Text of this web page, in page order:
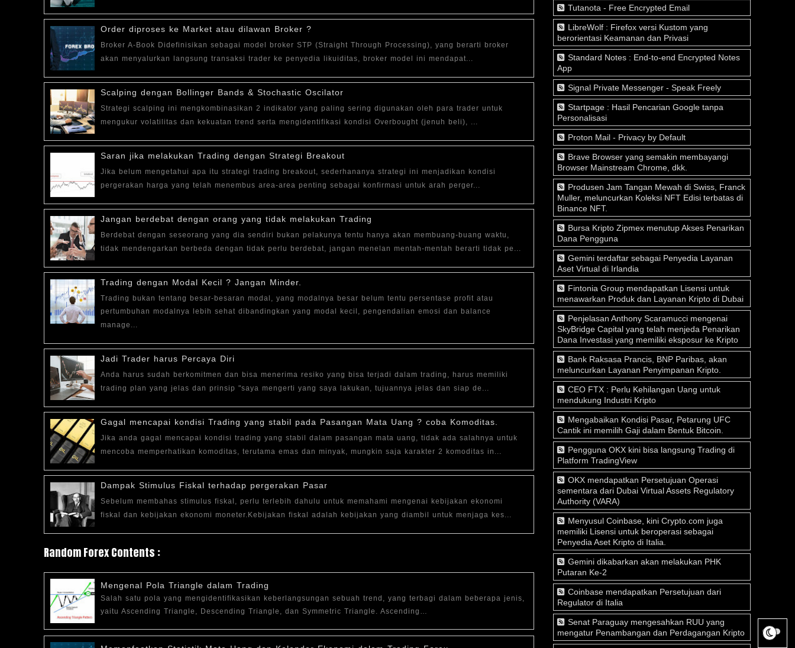
Order diproses ke Market atau dilawan Broker ?
Broker A-Book Didefinisikan sebagai model broker STP (Straight Through Processing), yang berarti broker
akan menyalurkan langsung transaksi trader ke penyedia likuiditas, broker model ini mendapat...
Scalping dengan Bollinger Bands & Stochastic Oscilator
Strategi scalping ini mengkombinasikan 2 indikator yang paling sering digunakan oleh para trader untuk
mengukur volatilitas dan kekuatan trend serta mengidentifikasi kondisi Overbought (jenuh beli), ...
Saran jika melakukan Trading dengan Strategi Breakout
Jika belum mengetahui apa itu strategi trading breakout, sederhananya strategi ini menjadikan kondisi
pergerakan harga yang telah menembus area-area penting sebagai konfirmasi untuk arah perger...
Jangan berdebat dengan orang yang tidak melakukan Trading
Berdebat dengan seseorang yang dia sendiri bukan pelakunya tentu hanya akan membuang-buang waktu,
tidak mendengarkan berbeda dengan tidak perlu berdebat, jangan menelan mentah-mentah berarti tidak pe...
Trading dengan Modal Kecil ? Jangan Minder.
Trading bukan tentang besar-besaran modal, yang modalnya besar belum tentu persentase profit atau
pertumbuhan modalnya lebih sehat dibandingkan yang modal kecil, pengendalian emosi dan balance
manage...
Jadi Trader harus Percaya Diri
Anda harus sudah berkomitmen dan bisa menerima resiko yang bisa terjadi dalam trading, harus memiliki
trading plan yang jelas dan prinsip "saya mengerti yang saya lakukan, tujuannya jelas dan siap de...
Gagal mencapai kondisi Trading yang stabil pada Pasangan Mata Uang ? coba Komoditas.
Jika anda gagal mencapai kondisi trading yang stabil dalam pasangan mata uang, tidak ada salahnya untuk
mencoba memperhatikan komoditas, terutama emas dan minyak, mungkin saja karakter 2 komoditas in...
Dampak Stimulus Fiskal terhadap pergerakan Pasar
Sebelum membahas stimulus fiskal, perlu terlebih dahulu untuk memahami mengenai kebijakan ekonomi
fiskal dan kebijakan ekonomi moneter.Kebijakan fiskal adalah kebijakan yang diambil untuk menjaga kes...
Random Forex Contents :
Mengenal Pola Triangle dalam Trading
Salah satu pola yang mengidentifikasikan keberlangsungan sebuah trend, yang terbagi dalam beberapa jenis,
yaitu Ascending Triangle, Descending Triangle, dan Symmetric Triangle. Ascending…
Tutanota - Free Encrypted Email
LibreWolf : Firefox versi Kustom yang
berorientasi Keamanan dan Privasi
Standard Notes : End-to-end Encrypted Notes
App
Signal Private Messenger - Speak Freely
Startpage : Hasil Pencarian Google tanpa
Personalisasi
Proton Mail - Privacy by Default
Brave Browser yang semakin membayangi
Browser Mainstream Chrome, dkk.
Produsen Jam Tangan Mewah di Swiss, Franck
Muller, meluncurkan Koleksi NFT Edisi terbatas di
Binance NFT.
Bursa Kripto Zipmex menutup Akses Penarikan
Dana Pengguna
Gemini terdaftar sebagai Penyedia Layanan
Aset Virtual di Irlandia
Fintonia Group mendapatkan Lisensi untuk
menawarkan Produk dan Layanan Kripto di Dubai
Penjelasan Anthony Scaramucci mengenai
SkyBridge Capital yang telah menjeda Penarikan
Dana Investasi yang memiliki eksposur ke Kripto
Bank Raksasa Prancis, BNP Paribas, akan
meluncurkan Layanan Penyimpanan Kripto.
CEO FTX : Perlu Kehilangan Uang untuk
mendukung Industri Kripto
Mengabaikan Kondisi Pasar, Petarung UFC
Cantik ini memilih Gaji dalam Bentuk Bitcoin.
Pengguna OKX kini bisa langsung Trading di
Platform TradingView
OKX mendapatkan Persetujuan Operasi
sementara dari Dubai Virtual Assets Regulatory
Authority (VARA)
Menyusul Coinbase, kini Crypto.com juga
memiliki Lisensi untuk beroperasi sebagai
Penyedia Aset Kripto di Italia.
Gemini dikabarkan akan melakukan PHK
Putaran Ke-2
Coinbase mendapatkan Persetujuan dari
Regulator di Italia
Senat Paraguay mengesahkan RUU yang
mengatur Penambangan dan Perdagangan Kripto